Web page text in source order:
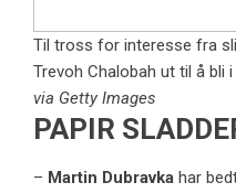
Til tross for interesse fra
Trevoh Chalobah ut til å bli
via Getty Images
PAPIR
– Martin Dubravka har